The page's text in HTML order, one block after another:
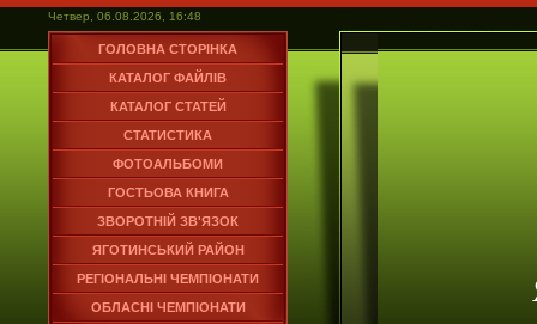
Четвер, 06.08.2026, 16:48
ГОЛОВНА СТОРІНКА
КАТАЛОГ ФАЙЛІВ
КАТАЛОГ СТАТЕЙ
СТАТИСТИКА
ФОТОАЛЬБОМИ
ГОСТЬОВА КНИГА
ЗВОРОТНІЙ ЗВ'ЯЗОК
ЯГОТИНСЬКИЙ РАЙОН
РЕГІОНАЛЬНІ ЧЕМПІОНАТИ
ОБЛАСНІ ЧЕМПІОНАТИ